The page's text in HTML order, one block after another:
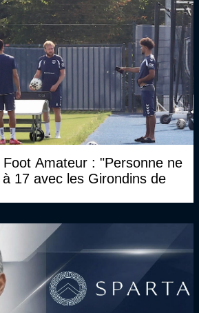
Amateur : "Personne ne
à 17 avec les Girondins de